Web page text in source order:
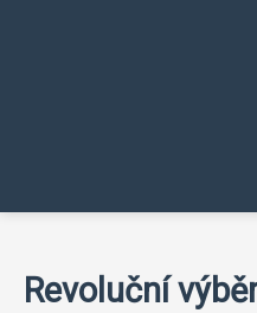
Revoluční